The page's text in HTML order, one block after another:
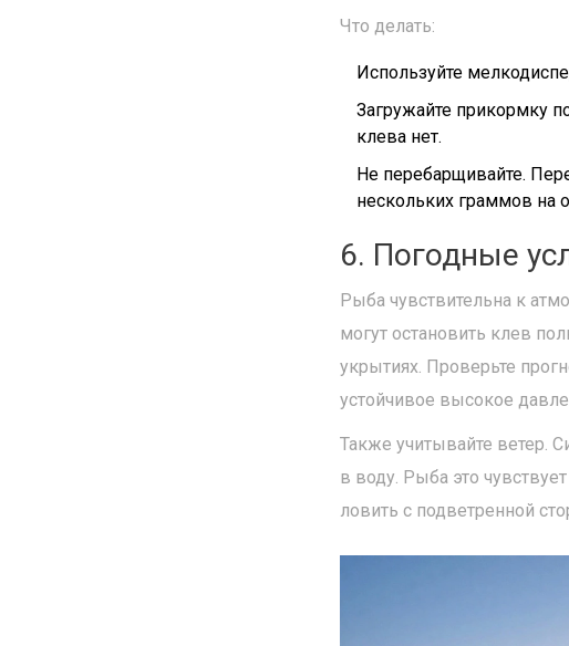
Что делать:
Используйте
Загружайте прикормку
клева нет.
Не перебарщивайте.
нескольких граммов на
6. Погодные
Рыба чувствительна к
могут остановить клев
укрытиях. Проверьте
устойчивое высокое
Также учитывайте ветер.
в воду. Рыба это
ловить с подветренной